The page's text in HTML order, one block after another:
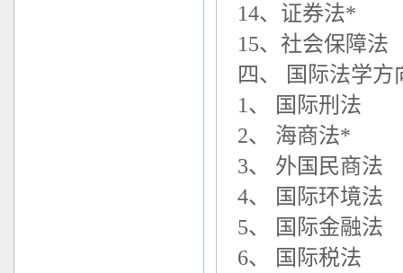
14、证券法*
15、社会保障法
四、 国际法学方
1、 国际刑法
2、 海商法*
3、 外国民商法
4、 国际环境法
5、 国际金融法
6、 国际税法